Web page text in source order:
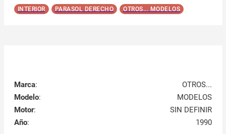
INTERIOR PARASOL DERECHO OTROS... MODELOS
Marca:
OTROS...
Modelo:
MODELOS
Motor:
SIN DEFINIR
Año: 1990